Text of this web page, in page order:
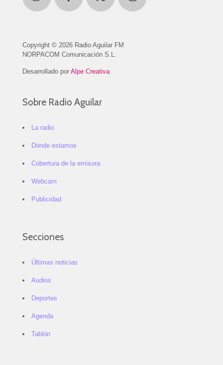
Copyright © 2026 Radio Aguilar FM
NORPACOM Comunicación S.L.
Desarrollado por Alpe Creativa
Sobre Radio Aguilar
La radio
Dónde estamos
Cobertura de la emisora
Webcam
Publicidad
Secciones
Últimas noticias
Audios
Deportes
Agenda
Tablón